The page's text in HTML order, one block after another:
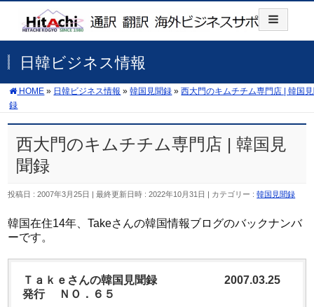
日韓ビジネス情報
HOME » 日韓ビジネス情報 »韓国見聞録 »西大門のキムチチム専門店 | 韓国
録
西大門のキムチチム専門店 | 韓国見
聞録
投稿日 : 2007年3月25日 最終更新日時 : 2022年10月31日 カテゴリー :韓国見聞録
韓国在住14年、Takeさんの韓国情報ブログのバックナンバ
ーです。
Ｔａｋｅさんの韓国見聞録 2007.03.25
発行 ＮＯ．６５